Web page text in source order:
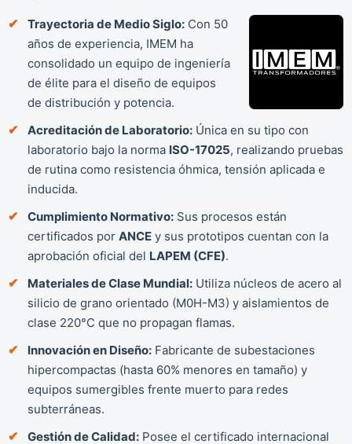
Trayectoria de Medio Siglo: Con 50
años de experiencia, IMEM ha
consolidado un equipo de ingeniería
de élite para el diseño de equipos
de distribución y potencia.
Acreditación de Laboratorio: Única en su tipo con
laboratorio bajo la norma ISO-17025, realizando pruebas
de rutina como resistencia óhmica, tensión aplicada e
inducida.
Cumplimiento Normativo: Sus procesos están
certificados por ANCE y sus prototipos cuentan con la
aprobación oficial del LAPEM (CFE).
Materiales de Clase Mundial: Utiliza núcleos de acero al
silicio de grano orientado (M0H-M3) y aislamientos de
clase 220°C que no propagan flamas.
Innovación en Diseño: Fabricante de subestaciones
hipercompactas (hasta 60% menores en tamaño) y
equipos sumergibles frente muerto para redes
subterráneas.
Gestión de Calidad: Posee el certificado internacional